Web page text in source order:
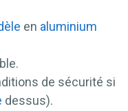
en aluminium
de sécurité si
dessus).